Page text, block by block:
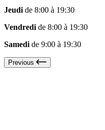
Jeudi de 8:00 à 19:30
Vendredi de 8:00 à 19:30
Samedi de 9:00 à 19:30
Previous